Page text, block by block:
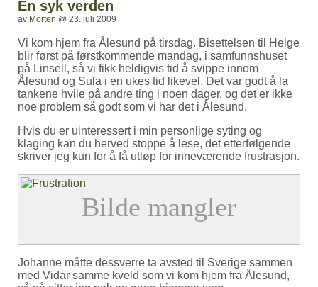
En syk verden
av Morten @ 23. juli 2009
Vi kom hjem fra Ålesund på tirsdag. Bisettelsen til Helge
blir først på førstkommende mandag, i samfunnshuset
på Linsell, så vi fikk heldigvis tid å svippe innom
Ålesund og Sula i en ukes tid likevel. Det var godt å la
tankene hvile på andre ting i noen dager, og det er ikke
noe problem så godt som vi har det i Ålesund.
Hvis du er uinteressert i min personlige syting og
klaging kan du herved stoppe å lese, det etterfølgende
skriver jeg kun for å få utløp for inneværende frustrasjon.
Johanne måtte dessverre ta avsted til Sverige sammen
med Vidar samme kveld som vi kom hjem fra Ålesund,